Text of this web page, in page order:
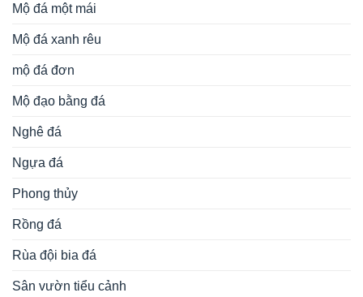
Mộ đá một mái
Mộ đá xanh rêu
mộ đá đơn
Mộ đạo bằng đá
Nghê đá
Ngựa đá
Phong thủy
Rồng đá
Rùa đội bia đá
Sân vườn tiểu cảnh